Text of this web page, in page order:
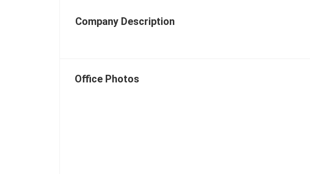
Company Description
Office Photos